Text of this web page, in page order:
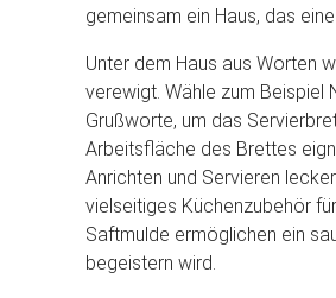
gemeinsam ein Haus, das
Unter dem Haus aus Worten
verewigt. Wähle zum Beispiel
Grußworte, um das
Arbeitsfläche des Brettes
Anrichten und Servieren
vielseitiges Küchenzubehör
Saftmulde ermöglichen ein
begeistern wird.